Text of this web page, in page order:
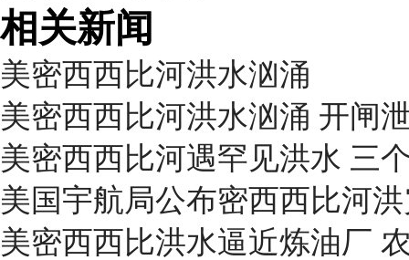
相关新闻
美密西西比河洪水汹涌
美密西西比河洪水汹涌 开闸
美密西西比河遇罕见洪水 三
美国宇航局公布密西西比河
美密西西比洪水逼近炼油厂